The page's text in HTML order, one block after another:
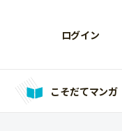
ログイン
こそだてマンガ